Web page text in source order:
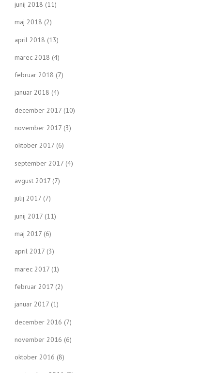
junij 2018 (11)
maj 2018 (2)
april 2018 (13)
marec 2018 (4)
februar 2018 (7)
januar 2018 (4)
december 2017 (10)
november 2017 (3)
oktober 2017 (6)
september 2017 (4)
avgust 2017 (7)
julij 2017 (7)
junij 2017 (11)
maj 2017 (6)
april 2017 (3)
marec 2017 (1)
februar 2017 (2)
januar 2017 (1)
december 2016 (7)
november 2016 (6)
oktober 2016 (8)